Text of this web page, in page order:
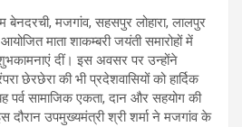
बेनदरची, मजगांव, सहसपुर लोहारा, लालपुर
माता शाकम्बरी जयंती समारोहों में
दीं। इस अवसर पर उन्होंने
छेरछेरा की भी प्रदेशवासियों को हार्दिक
पर्व सामाजिक एकता, दान और सहयोग की
दौरान उपमुख्यमंत्री श्री शर्मा ने मजगांव के